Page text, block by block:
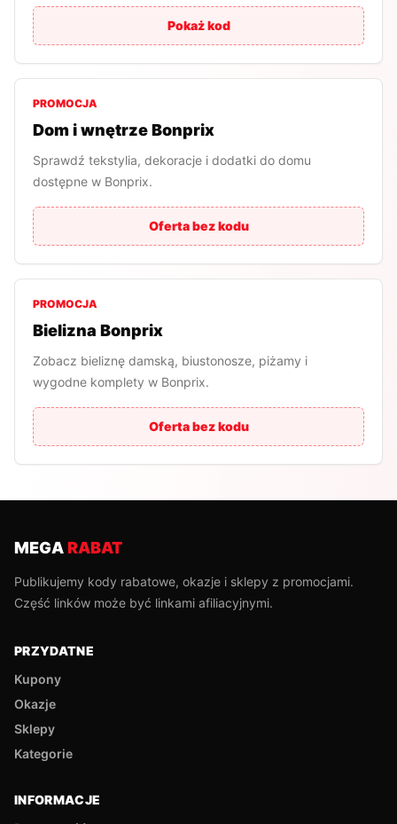
Pokaż kod
PROMOCJA
Dom i wnętrze Bonprix
Sprawdź tekstylia, dekoracje i dodatki do domu
dostępne w Bonprix.
Oferta bez kodu
PROMOCJA
Bielizna Bonprix
Zobacz bieliznę damską, biustonosze, piżamy i
wygodne komplety w Bonprix.
Oferta bez kodu
MEGARABAT
Publikujemy kody rabatowe, okazje i sklepy z promocjami.
Część linków może być linkami afiliacyjnymi.
PRZYDATNE
Kupony
Okazje
Sklepy
Kategorie
INFORMACJE